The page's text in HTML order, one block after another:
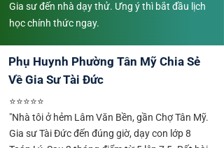
Gia sư đến nhà dạy thử. Ưng ý thì bắt đầu lịch
học chính thức ngay.
Phụ Huynh Phường Tân Mỹ Chia Sẻ
Về Gia Sư Tài Đức
⭐⭐⭐⭐⭐
"Nhà tôi ở hẻm Lâm Văn Bền, gần Chợ Tân Mỹ.
Gia sư Tài Đức đến đúng giờ, dạy con lớp 8